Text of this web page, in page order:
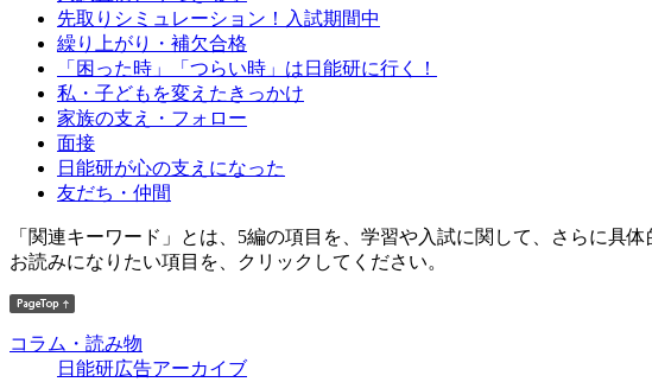
先取りシミュレーション！入試期間中
繰り上がり・補欠合格
「困った時」「つらい時」は日能研に行く！
私・子どもを変えたきっかけ
家族の支え・フォロー
面接
日能研が心の支えになった
友だち・仲間
「関連キーワード」とは、5編の項目を、学習や入試に関して、さらに具体
お読みになりたい項目を、クリックしてください。
コラム・読み物
日能研広告アーカイブ